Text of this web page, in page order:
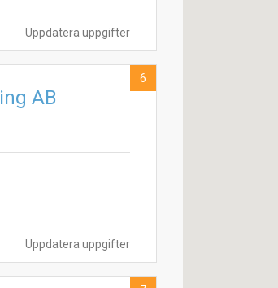
Uppdatera uppgifter
Uppdatera uppgifter
AB
6